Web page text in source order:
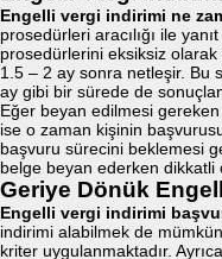
Engelli vergi indirimi ne
prosedürleri aracılığı ile
prosedürlerini eksiksiz
1.5 – 2 ay sonra netleşir. Bu
ay gibi bir sürede de
Eğer beyan edilmesi
ise o zaman kişinin
başvuru sürecini beklemesi
belge beyan ederken dikkatli
Geriye Dönük
Engelli vergi indirimi
indirimi alabilmek de
kriter uygulanmaktadır.